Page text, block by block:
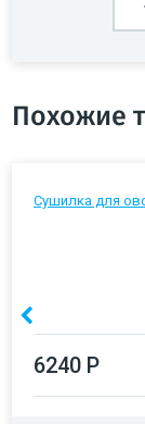
Похожие
Сушилка для
6240 Р